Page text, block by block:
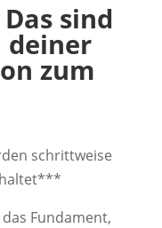
sind
deiner
zum
schrittweise
Fundament,